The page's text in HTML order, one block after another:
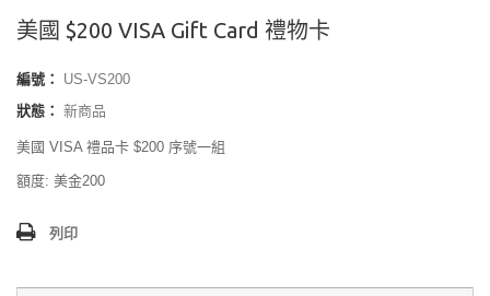
美國 $200 VISA Gift Card 禮物卡
編號：
US-VS200
狀態： 新商品
美國 VISA 禮品卡 $200 序號一組
額度: 美金200
列印